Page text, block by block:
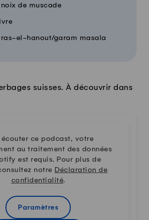
de muscade
el-hanout/garam masala
suisses. À découvrir dans
écouter ce podcast, votre
au traitement des données
est requis. Pour plus de
notre Déclaration de
confidentialité.
Paramètres